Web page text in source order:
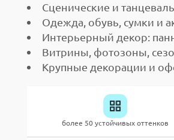
Сценические и
Одежда, обувь, сумки и
Интерьерный декор:
Витрины, фотозоны,
Крупные декорации и
более 50 устойчивых оттенков